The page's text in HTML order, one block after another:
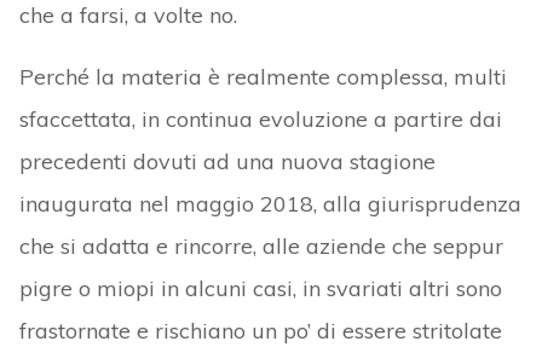
che a farsi, a volte no.
Perché la materia è realmente complessa, multi
sfaccettata, in continua evoluzione a partire dai
precedenti dovuti ad una nuova stagione
inaugurata nel maggio 2018, alla giurisprudenza
che si adatta e rincorre, alle aziende che seppur
pigre o miopi in alcuni casi, in svariati altri sono
frastornate e rischiano un po’ di essere stritolate